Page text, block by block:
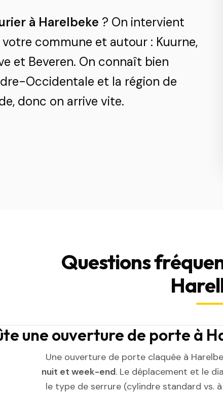
à Harelbeke ? On intervient
commune et autour : Kuurne,
et Beveren. On connaît bien
Occidentale et la région de
donc on arrive vite.
Questions
une ouverture de porte à
Une ouverture de porte claquée à
nuit et week-end. Le déplacement et le
le type de serrure (cylindre standard vs.